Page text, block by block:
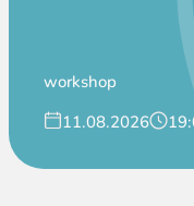
workshop
11.08.2026